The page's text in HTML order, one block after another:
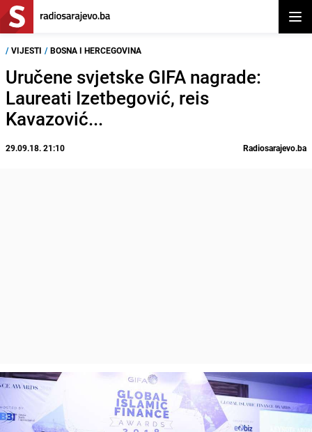
/ VIJESTI / BOSNA I HERCEGOVINA
Uručene svjetske GIFA nagrade:
Laureati Izetbegović, reis
Kavazović...
29.09.18. 21:10 Radiosarajevo.ba